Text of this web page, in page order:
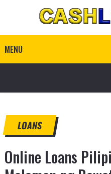
MENU
LOANS
Online Loans